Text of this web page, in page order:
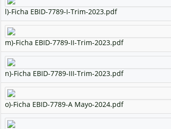
l)-Ficha EBID-7789-I-Trim-2023.pdf
m)-Ficha EBID-7789-II-Trim-2023.pdf
n)-Ficha EBID-7789-III-Trim-2023.pdf
o)-Ficha EBID-7789-A Mayo-2024.pdf